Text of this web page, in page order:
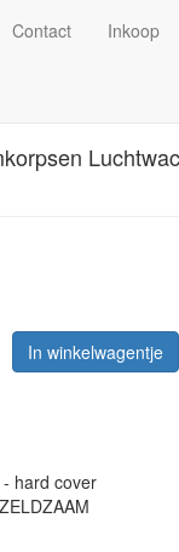
Contact Inkoop
In winkelwagentje
hard cover